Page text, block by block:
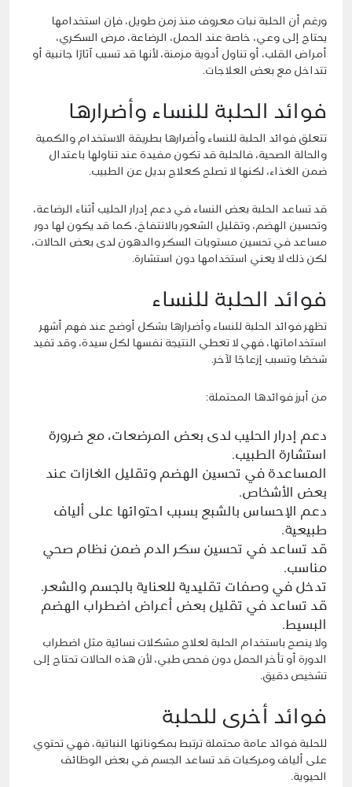
ورغم أن الحلبة نبات معروف منذ زمن طويل، فإن استخدامها
يحتاج إلى وعي، خاصة عند الحمل، الرضاعة، مرض السكري،
أمراض القلب، أو تناول أدوية مزمنة، لأنها قد تسبب آثارًا جانبية أو
تتداخل مع بعض العلاجات.
فوائد الحلبة للنساء وأضرارها
تتعلق فوائد الحلبة للنساء وأضرارها بطريقة الاستخدام والكمية
والحالة الصحية، فالحلبة قد تكون مفيدة عند تناولها باعتدال
ضمن الغذاء، لكنها لا تصلح كعلاج بديل عن الطبيب.
قد تساعد الحلبة بعض النساء في دعم إدرار الحليب أثناء الرضاعة،
وتحسين الهضم، وتقليل الشعور بالانتفاخ، كما قد يكون لها دور
مساعد في تحسين مستويات السكر والدهون لدى بعض الحالات،
لكن ذلك لا يعني استخدامها دون استشارة.
فوائد الحلبة للنساء
تظهر فوائد الحلبة للنساء وأضرارها بشكل أوضح عند فهم أشهر
استخداماتها، فهي لا تعطي النتيجة نفسها لكل سيدة، وقد تفيد
شخصًا وتسبب إزعاجًا لآخر.
من أبرز فوائدها المحتملة:
دعم إدرار الحليب لدى بعض المرضعات، مع ضرورة
استشارة الطبيب.
المساعدة في تحسين الهضم وتقليل الغازات عند
بعض الأشخاص.
دعم الإحساس بالشبع بسبب احتوائها على ألياف
طبيعية.
قد تساعد في تحسين سكر الدم ضمن نظام صحي
مناسب.
تدخل في وصفات تقليدية للعناية بالجسم والشعر.
قد تساعد في تقليل بعض أعراض اضطراب الهضم
البسيط.
ولا ينصح باستخدام الحلبة لعلاج مشكلات نسائية مثل اضطراب
الدورة أو تأخر الحمل دون فحص طبي، لأن هذه الحالات تحتاج إلى
تشخيص دقيق.
فوائد أخرى للحلبة
للحلبة فوائد عامة محتملة ترتبط بمكوناتها النباتية، فهي تحتوي
على ألياف ومركبات قد تساعد الجسم في بعض الوظائف
الحيوية.